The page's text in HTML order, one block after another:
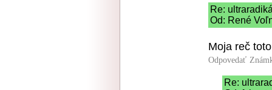
Re:
Od: René
Moja reč
Odpovedať
Re: